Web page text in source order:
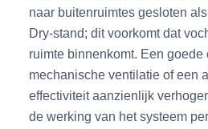
naar buitenruimtes gesloten
Dry-stand; dit voorkomt dat
ruimte binnenkomt. Een goede
mechanische ventilatie of een
effectiviteit aanzienlijk
de werking van het systeem